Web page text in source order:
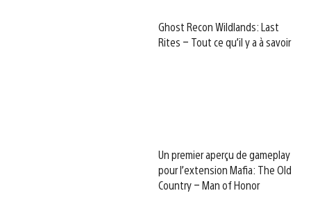
Ghost Recon Wildlands: Last
Rites – Tout ce qu’il y a à savoir
Un premier aperçu de gameplay
pour l’extension Mafia: The Old
Country – Man of Honor